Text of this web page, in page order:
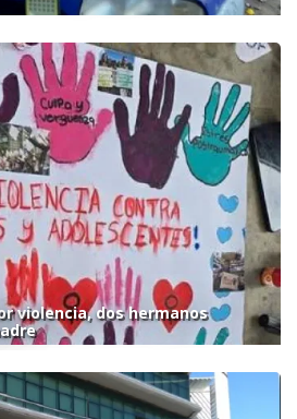
violencia, dos hermanos